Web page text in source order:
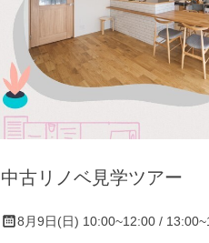
中古リノベ見学ツアー
8月9日(日) 10:00~12:00 /